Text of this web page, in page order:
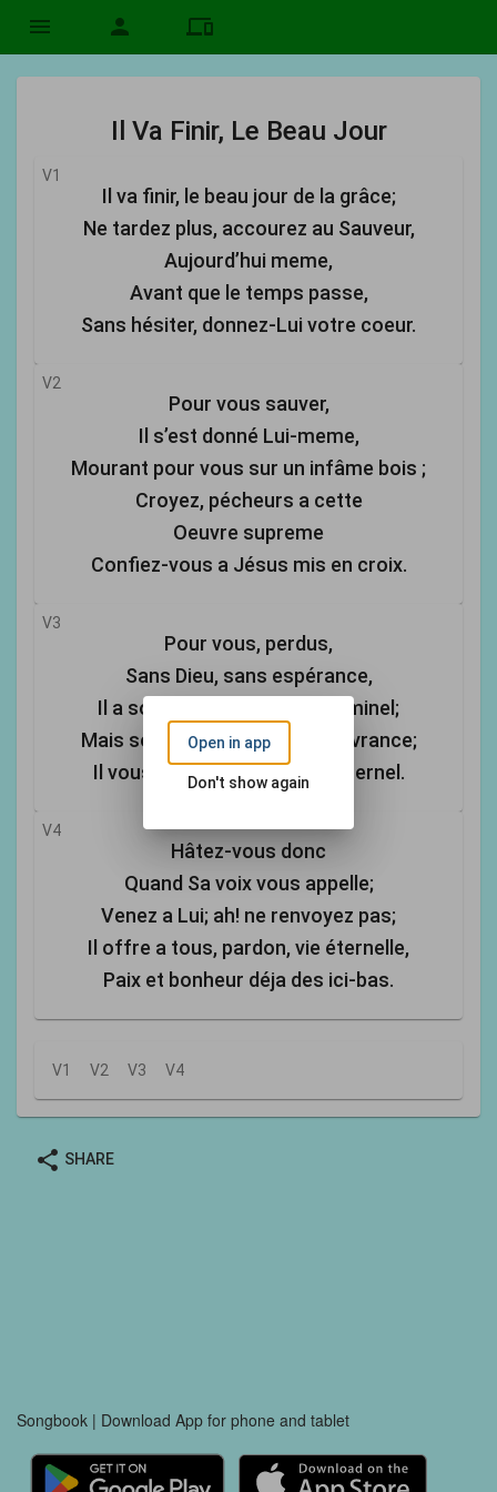
menu person devices
Il Va Finir, Le Beau Jour
V1
Il va finir, le beau jour de la grâce;
Ne tardez plus, accourez au Sauveur,
Aujourd’hui meme,
Avant que le temps passe,
Sans hésiter, donnez-Lui votre coeur.
V2
Pour vous sauver,
Il s’est donné Lui-meme,
Mourant pour vous sur un infâme bois ;
Croyez, pécheurs a cette
Oeuvre supreme
Confiez-vous a Jésus mis en croix.
V3
Pour vous, perdus,
Sans Dieu, sans espérance,
Il a souffert la mort d’un criminel;
Mais son trépas est votre délivrance;
Il vous acquiert le bonheur éternel.
V4
Hâtez-vous donc
Quand Sa voix vous appelle;
Venez a Lui; ah! ne renvoyez pas;
Il offre a tous, pardon, vie éternelle,
Paix et bonheur déja des ici-bas.
V1 V2 V3 V4
share SHARE
Songbook | Download App for phone and tablet
Open in app
Don't show again